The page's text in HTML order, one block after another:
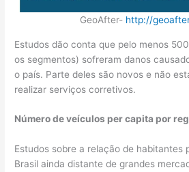
GeoAfter- http://
Estudos dão conta que pelo menos
os segmentos) sofreram danos
o país. Parte deles são novos e não
realizar serviços corretivos.
Número de veículos per capita por
Estudos sobre a relação de habitantes
Brasil ainda distante de grandes